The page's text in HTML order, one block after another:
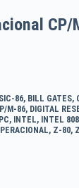
CP/
86, BILL GATES,
M-86, DIGITAL
, INTEL, INTEL
, Z-80,